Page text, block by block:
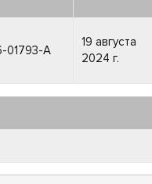
01793-A
19 августа
2024 г.